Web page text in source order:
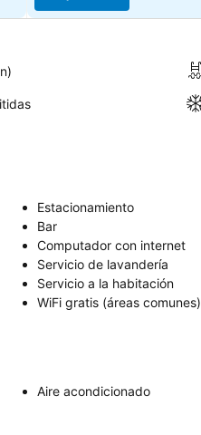
Estacionamiento
Bar
Computador con internet
Servicio de lavandería
Servicio a la habitación
WiFi gratis (áreas comunes)
Aire acondicionado